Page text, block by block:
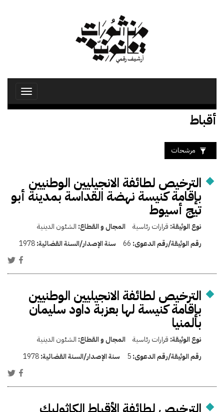
Toggle
أقباط
مرشحات
الترخيص لطائفة الانجيليين الوطنيين
بإقامة كنيسة نهضة القداسة بمدينة أبو
تيج أسيوط
نوع الوثيقة: قرارات رئاسية المجال و القطاع: الشئون الدينية
رقم الوثيقة/رقم الدعوى: 66 سنة الإصدار/السنة القضائية:1978
الترخيص لطائفة الانجيليين الوطنيين
بإقامة كنيسة لها بعزبة داود سليمان
بالمنيا
نوع الوثيقة: قرارات رئاسية المجال و القطاع: الشئون الدينية
رقم الوثيقة/رقم الدعوى:5 سنة الإصدار/السنة القضائية:1978